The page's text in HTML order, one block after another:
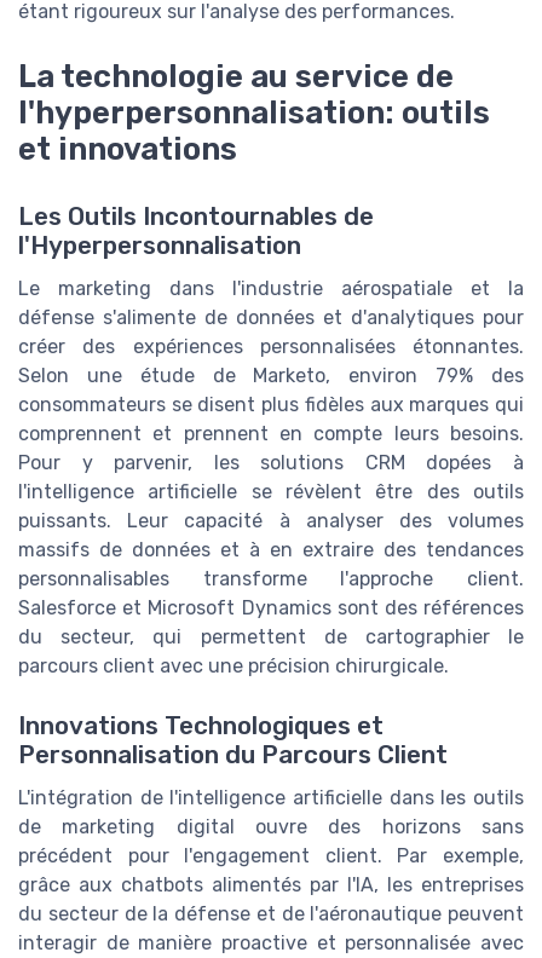
étant rigoureux sur l'analyse des performances.
La technologie au service de
l'hyperpersonnalisation: outils
et innovations
Les Outils Incontournables de
l'Hyperpersonnalisation
Le marketing dans l'industrie aérospatiale et la
défense s'alimente de données et d'analytiques pour
créer des expériences personnalisées étonnantes.
Selon une étude de Marketo, environ 79% des
consommateurs se disent plus fidèles aux marques qui
comprennent et prennent en compte leurs besoins.
Pour y parvenir, les solutions CRM dopées à
l'intelligence artificielle se révèlent être des outils
puissants. Leur capacité à analyser des volumes
massifs de données et à en extraire des tendances
personnalisables transforme l'approche client.
Salesforce et Microsoft Dynamics sont des références
du secteur, qui permettent de cartographier le
parcours client avec une précision chirurgicale.
Innovations Technologiques et
Personnalisation du Parcours Client
L'intégration de l'intelligence artificielle dans les outils
de marketing digital ouvre des horizons sans
précédent pour l'engagement client. Par exemple,
grâce aux chatbots alimentés par l'IA, les entreprises
du secteur de la défense et de l'aéronautique peuvent
interagir de manière proactive et personnalisée avec